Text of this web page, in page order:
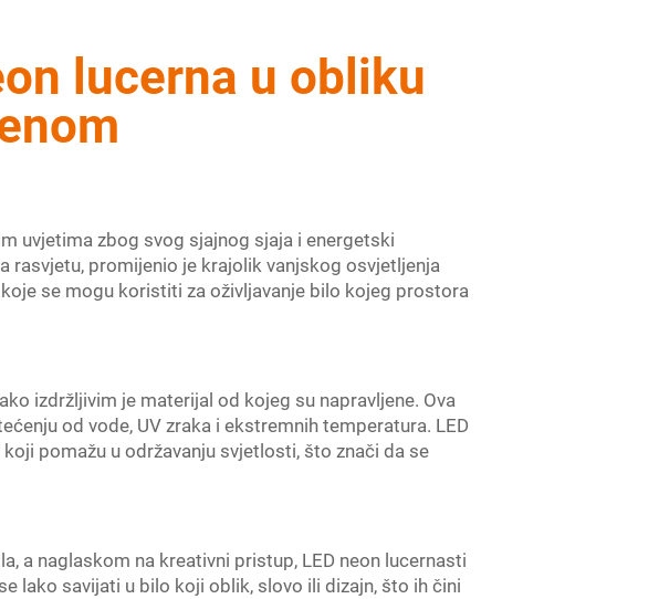
lucerna u obliku
uvjetima zbog svog sjajnog sjaja i energetski
rasvjetu, promijenio je krajolik vanjskog osvjetljenja
se mogu koristiti za oživljavanje bilo kojeg prostora
izdržljivim je materijal od kojeg su napravljene. Ova
od vode, UV zraka i ekstremnih temperatura. LED
pomažu u održavanju svjetlosti, što znači da se
a naglaskom na kreativni pristup, LED neon lucernasti
lako savijati u bilo koji oblik, slovo ili dizajn, što ih čini